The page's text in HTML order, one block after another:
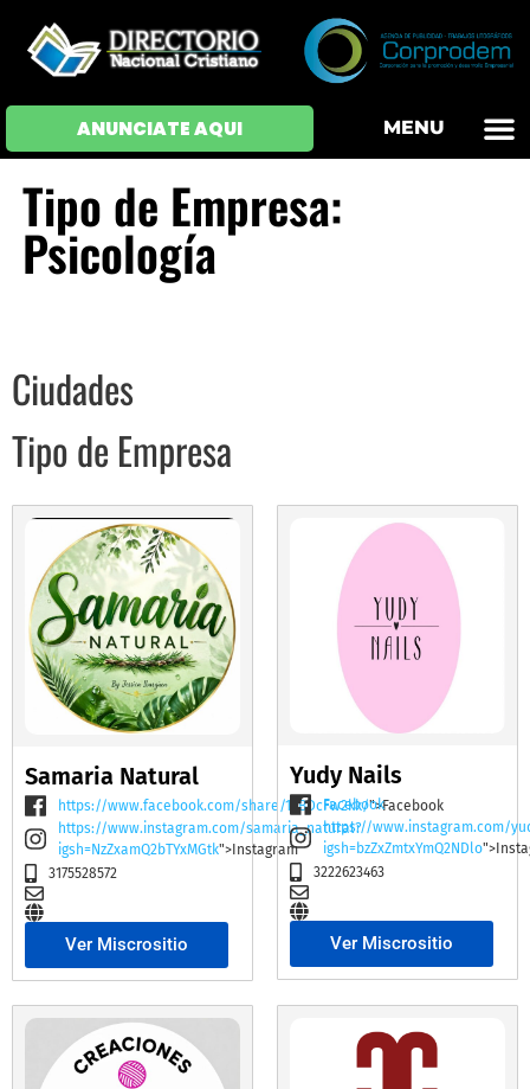
ANUNCIATE AQUI MENU
Tipo de Empresa:
Psicología
Ciudades
Tipo de Empresa
Samaria Natural
https://www.facebook.com/share/19BDcFw2kk/">Facebook
https://www.instagram.com/samaria_natural?
igsh=NzZxamQ2bTYxMGtk">Instagram
3175528572
Ver Miscrositio
Yudy Nails
Facebook
https://www.instagram.com/
igsh=bzZxZmtxYmQ2NDlo
3222623463
Ver Miscrositio